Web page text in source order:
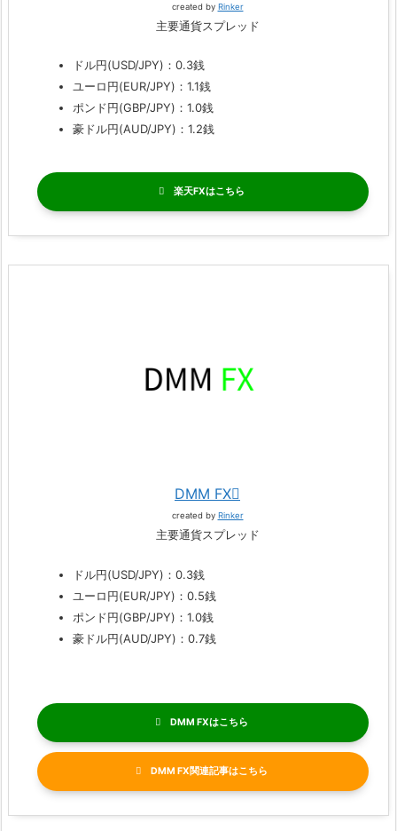
created by Rinker
主要通貨スプレッド
ドル円(USD/JPY)：0.3銭
ユーロ円(EUR/JPY)：1.1銭
ポンド円(GBP/JPY)：1.0銭
豪ドル円(AUD/JPY)：1.2銭
楽天FX
DMM FX
created by Rinker
主要通貨スプレッド
ドル円(USD/JPY)：0.3銭
ユーロ円(EUR/JPY)：0.5銭
ポンド円(GBP/JPY)：1.0銭
豪ドル円(AUD/JPY)：0.7銭
DMM FX
DMM FX関連記事